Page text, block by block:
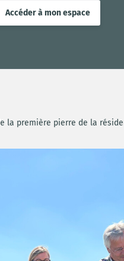
Accéder à mon espace
la première pierre de la